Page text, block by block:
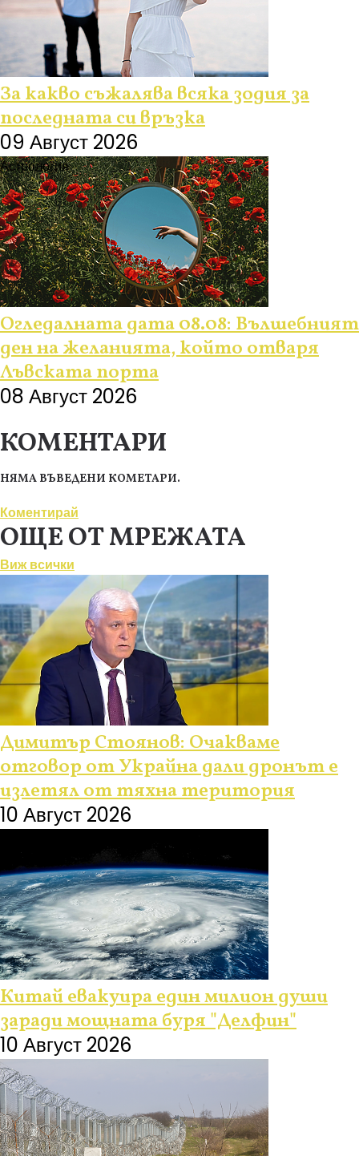
За какво съжалява всяка зодия за
последната си връзка
09 Август 2026
Астрология
Огледалната дата 08.08: Вълшебният
ден на желанията, който отваря
Лъвската порта
08 Август 2026
КОМЕНТАРИ
НЯМА ВЪВЕДЕНИ КОМЕТАРИ.
Коментирай
ОЩЕ ОТ МРЕЖАТА
Виж всички
Димитър Стоянов: Очакваме
отговор от Украйна дали дронът е
излетял от тяхна територия
10 Август 2026
Китай евакуира един милион души
заради мощната буря "Делфин"
10 Август 2026